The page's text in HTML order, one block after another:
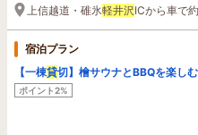
上信越道・碓氷軽井沢ICから車で
宿泊プラン
【一棟貸切】檜サウナとBBQを楽し
ポイント2%